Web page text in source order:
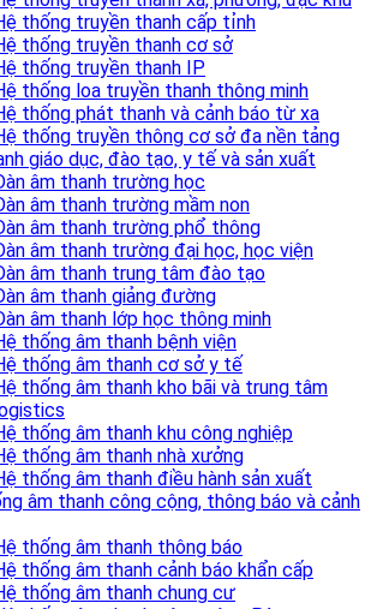
thống truyền thanh cấp tỉnh
thống truyền thanh cơ sở
thống truyền thanh IP
thống loa truyền thanh thông minh
thống phát thanh và cảnh báo từ xa
thống truyền thông cơ sở đa nền tảng
giáo dục, đào tạo, y tế và sản xuất
âm thanh trường học
âm thanh trường mầm non
âm thanh trường phổ thông
âm thanh trường đại học, học viện
âm thanh trung tâm đào tạo
âm thanh giảng đường
âm thanh lớp học thông minh
thống âm thanh bệnh viện
thống âm thanh cơ sở y tế
thống âm thanh kho bãi và trung tâm
thống âm thanh khu công nghiệp
thống âm thanh nhà xưởng
thống âm thanh điều hành sản xuất
âm thanh công cộng, thông báo và cảnh
thống âm thanh thông báo
thống âm thanh cảnh báo khẩn cấp
thống âm thanh chung cư